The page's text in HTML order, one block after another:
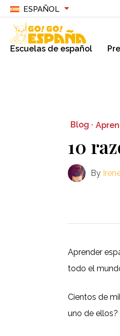
ESPAÑOL
Escuelas de español
Blog ·
10
By
Aprender
todo el
Cientos de
uno de ellos?